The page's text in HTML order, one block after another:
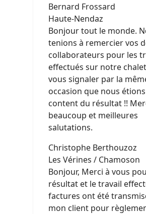
Bernard Frossard
Haute-Nendaz
Bonjour tout le monde.
tenions à remercier vos
collaborateurs pour les
effectués sur notre
vous signaler par la
occasion que nous
content du résultat !!
beaucoup et meilleures
salutations.
Christophe Berthouzoz
Les Vérines / Chamoson
Bonjour, Merci à vous
résultat et le travail
factures ont été
mon client pour